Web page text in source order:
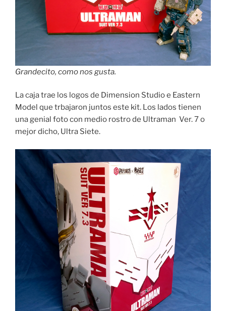
Grandecito, como nos gusta.
La caja trae los logos de Dimension Studio e Eastern
Model que trbajaron juntos este kit. Los lados tienen
una genial foto con medio rostro de Ultraman Ver. 7 o
mejor dicho, Ultra Siete.